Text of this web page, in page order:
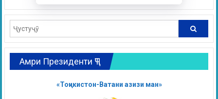
Амри Президенти ҶТ
«Тоҷикистон-Ватани азизи ман»